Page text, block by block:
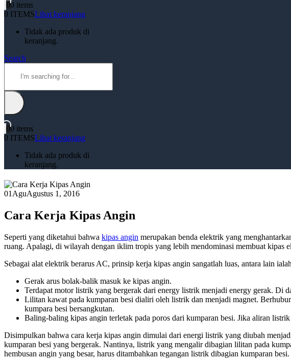
00 items
0 ITEMSLihat keranjang
Tidak ada produk di
keranjang.
Search
00 items
0 ITEMSLihat keranjang
Tidak ada produk di
keranjang.
01 AguAgustus 1, 2016
Cara Kerja Kipas Angin
Seperti yang diketahui bahwa kipas angin merupakan benda elektrik yang
ruang. Apalagi, di wilayah dengan iklim tropis yang lebih mendominasi membuat
Sebagai alat elektrik berarus AC, prinsip kerja kipas angin sangatlah luas, antara lain
Gerak arus bolak-balik masuk ke kipas angin.
Terdapat motor listrik yang bergerak dari energy listrik menjadi energy gerak. Di
Lilitan kawat pada kumparan besi dialiri oleh listrik dan menjadi magnet.
kumpara besi bersangkutan.
Baling-baling kipas angin terletak pada poros dari kumparan besi. Jika aliran
Disimpulkan bahwa cara kerja kipas angin dimulai dari energi listrik yang diubah
kumparan besi yang bergerak. Nantinya, listrik yang mengalir dibagian lilitan pada
hembusan angin yang besar, harus ditambahkan tegangan listrik dibagian kumparan besi.